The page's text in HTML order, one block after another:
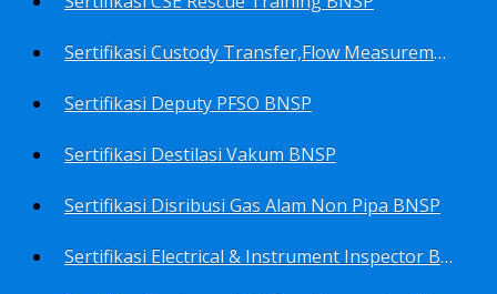
Sertifikasi Custody Transfer,Flow Measurement&Flow Meter (Harga Khusus) BNSP
Sertifikasi Deputy PFSO BNSP
Sertifikasi Destilasi Vakum BNSP
Sertifikasi Disribusi Gas Alam Non Pipa BNSP
Sertifikasi Electrical & Instrument Inspector BNSP